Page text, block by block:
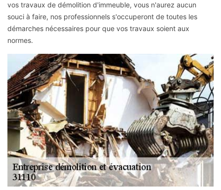
vos travaux de démolition d'immeuble, vous n'aurez aucun
souci à faire, nos professionnels s'occuperont de toutes les
démarches nécessaires pour que vos travaux soient aux
normes.